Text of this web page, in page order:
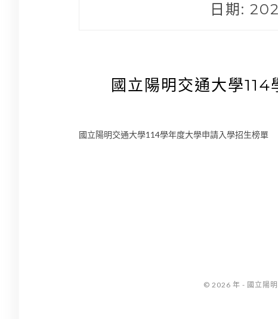
日期:
國立陽明交通大學
國立陽明交通大學114學年度大學申請入學招生榜單
© 2026 年 - 國立陽